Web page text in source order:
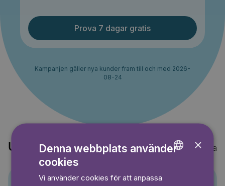
Prova 7 dagar gratis
Kampanjen gäller nya kunder fram till och med 2026-
08-24
Upptäck också Visa alla
×
Denna webbplats använder
cookies
Vi använder cookies för att anpassa